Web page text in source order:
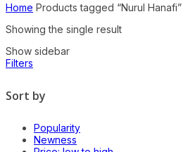
Home Products tagged “Nurul Hanafi”
Showing the single result
Show sidebar
Filters
Sort by
Popularity
Newness